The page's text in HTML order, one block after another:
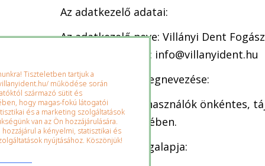
Az adatkezelő adatai:
Az adatkezelő neve: Villányi Dent
fsz. 1.Elérhetőség: info@villanyident.hu
Az adatkezelés megnevezése:
Adatkezelés a felhasználók önkéntes,
felhasználók esetében.
Az adatkezelés jogalapja:
Tiszteletben tartjuk a
működése során
származó sütit és
hogy magas-fokú látogatói
és a marketing szolgáltatások
van az Ön hozzájárulására.
a kényelmi, statisztikai és
nyújtásához. Köszönjük!